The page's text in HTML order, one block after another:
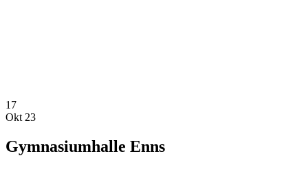
17
Okt 23
Gymnasiumhalle Enns